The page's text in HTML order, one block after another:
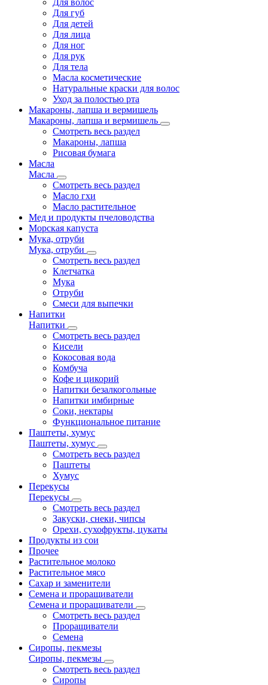
Для волос
Для губ
Для детей
Для лица
Для ног
Для рук
Для тела
Масла косметические
Натуральные краски для волос
Уход за полостью рта
Макароны, лапша и вермишель
Макароны, лапша и вермишель
Смотреть весь раздел
Макароны, лапша
Рисовая бумага
Масла
Масла
Смотреть весь раздел
Масло гхи
Масло растительное
Мед и продукты пчеловодства
Морская капуста
Мука, отруби
Мука, отруби
Смотреть весь раздел
Клетчатка
Мука
Отруби
Смеси для выпечки
Напитки
Напитки
Смотреть весь раздел
Кисели
Кокосовая вода
Комбуча
Кофе и цикорий
Напитки безалкогольные
Напитки имбирные
Соки, нектары
Функциональное питание
Паштеты, хумус
Паштеты, хумус
Смотреть весь раздел
Паштеты
Хумус
Перекусы
Перекусы
Смотреть весь раздел
Закуски, снеки, чипсы
Орехи, сухофрукты, цукаты
Продукты из сои
Прочее
Растительное молоко
Растительное мясо
Сахар и заменители
Семена и проращиватели
Семена и проращиватели
Смотреть весь раздел
Проращиватели
Семена
Сиропы, пекмезы
Сиропы, пекмезы
Смотреть весь раздел
Сиропы